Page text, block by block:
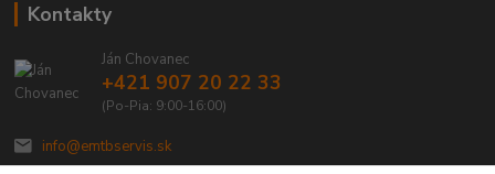
Kontakty
Ján Chovanec
+421 907 20 22 33
(Po-Pia: 9:00-16:00)
info@emtbservis.sk